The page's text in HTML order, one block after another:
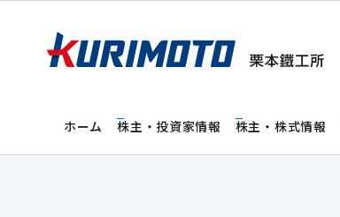
ホーム 株主・投資家情報 株主・株式情報